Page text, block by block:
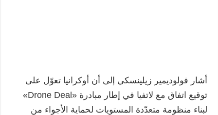
أشار فولوديمير زيلينسكي إلى أن أوكرانيا تعوّل على
توقيع اتفاق مع لاتفيا في إطار مبادرة «Drone Deal»
لبناء منظومة متعدّدة المستويات لحماية الأجواء من